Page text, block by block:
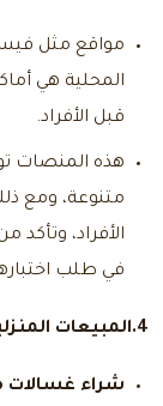
مواقع مثل
المحلية هي
قبل الأفراد.
هذه المنصات
متنوعة، ومع
الأفراد،
في طلب
4.المبيعات المنزلية للأصدقاء والعائلة
شراء